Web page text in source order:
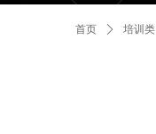
首页 ꄲ 培训类